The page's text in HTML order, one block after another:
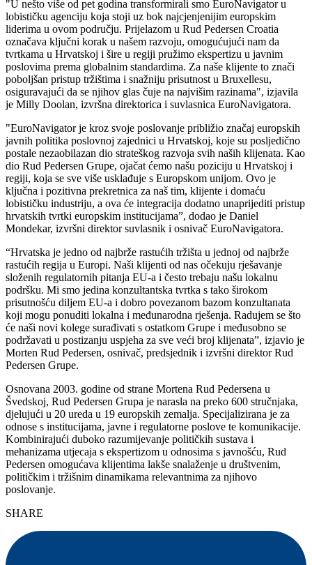
"U nešto više od pet godina transformirali smo EuroNavigator u
lobističku agenciju koja stoji uz bok najcjenjenijim europskim
liderima u ovom području. Prijelazom u Rud Pedersen Croatia
označava ključni korak u našem razvoju, omogućujući nam da
tvrtkama u Hrvatskoj i šire u regiji pružimo ekspertizu u javnim
poslovima prema globalnim standardima. Za naše klijente to znači
poboljšan pristup tržištima i snažniju prisutnost u Bruxellesu,
osiguravajući da se njihov glas čuje na najvišim razinama", izjavila
je Milly Doolan, izvršna direktorica i suvlasnica EuroNavigatora.
"EuroNavigator je kroz svoje poslovanje približio značaj europskih
javnih politika poslovnoj zajednici u Hrvatskoj, koje su posljedično
postale nezaobilazan dio strateškog razvoja svih naših klijenata. Kao
dio Rud Pedersen Grupe, ojačat ćemo našu poziciju u Hrvatskoj i
regiji, koja se sve više usklađuje s Europskom unijom. Ovo je
ključna i pozitivna prekretnica za naš tim, klijente i domaću
lobističku industriju, a ova će integracija dodatno unaprijediti pristup
hrvatskih tvrtki europskim institucijama”, dodao je Daniel
Mondekar, izvršni direktor suvlasnik i osnivač EuroNavigatora.
“Hrvatska je jedno od najbrže rastućih tržišta u jednoj od najbrže
rastućih regija u Europi. Naši klijenti od nas očekuju rješavanje
složenih regulatornih pitanja EU-a i često trebaju našu lokalnu
podršku. Mi smo jedina konzultantska tvrtka s tako širokom
prisutnošću diljem EU-a i dobro povezanom bazom konzultanata
koji mogu ponuditi lokalna i međunarodna rješenja. Radujem se što
će naši novi kolege surađivati s ostatkom Grupe i međusobno se
podržavati u postizanju uspjeha za sve veći broj klijenata”, izjavio je
Morten Rud Pedersen, osnivač, predsjednik i izvršni direktor Rud
Pedersen Grupe.
Osnovana 2003. godine od strane Mortena Rud Pedersena u
Švedskoj, Rud Pedersen Grupa je narasla na preko 600 stručnjaka,
djelujući u 20 ureda u 19 europskih zemalja. Specijalizirana je za
odnose s institucijama, javne i regulatorne poslove te komunikacije.
Kombinirajući duboko razumijevanje političkih sustava i
mehanizama utjecaja s ekspertizom u odnosima s javnošću, Rud
Pedersen omogućava klijentima lakše snalaženje u društvenim,
političkim i tržišnim dinamikama relevantnima za njihovo
poslovanje.
SHARE